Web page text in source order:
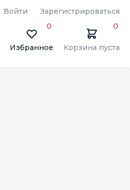
Войти Зарегистрироваться
Избранное
0
Корзина пуста
0